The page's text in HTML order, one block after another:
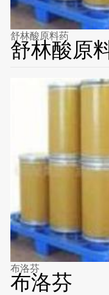
舒林酸原料药
舒林酸原
布洛芬
布洛芬